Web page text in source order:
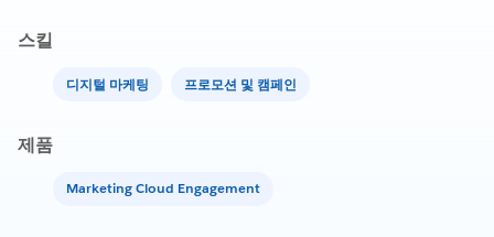
스킬
디지털 마케팅 프로모션 및 캠페인
제품
Marketing Cloud Engagement